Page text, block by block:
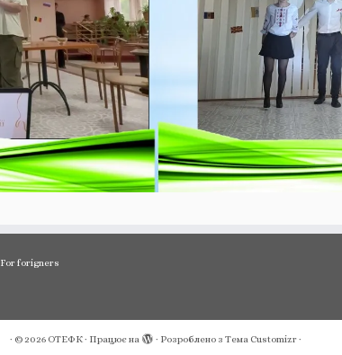
For forigners
· © 2026 ОТЕФК· Працює на · Розроблено з Тема Customizr·